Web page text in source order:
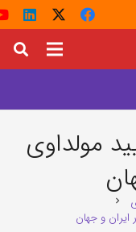
مولداوی
chevron_right
ایران و جهان